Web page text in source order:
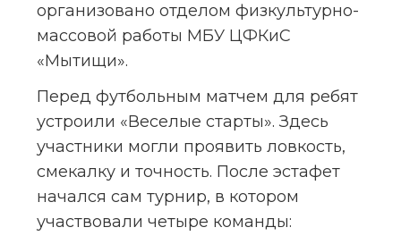
организовано отделом физкультурно-
массовой работы МБУ ЦФКиС
«Мытищи».
Перед футбольным матчем для ребят
устроили «Веселые старты». Здесь
участники могли проявить ловкость,
смекалку и точность. После эстафет
начался сам турнир, в котором
участвовали четыре команды: